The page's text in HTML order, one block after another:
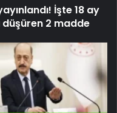
İşte 18 ay
düşüren 2 madde